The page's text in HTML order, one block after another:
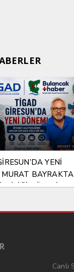
YENİ
MURAT
GÖREVİNE
Canlı